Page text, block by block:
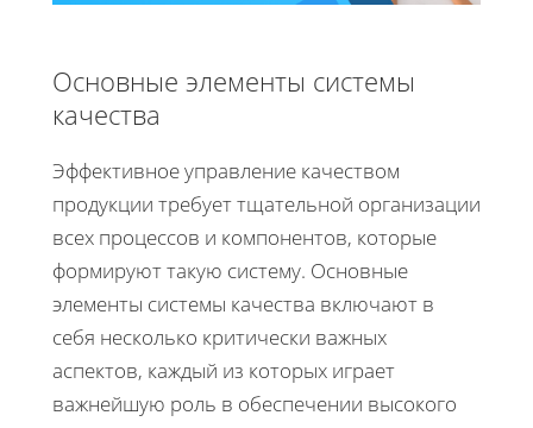
Основные элементы системы
качества
Эффективное управление качеством
продукции требует тщательной организации
всех процессов и компонентов, которые
формируют такую систему. Основные
элементы системы качества включают в
себя несколько критически важных
аспектов, каждый из которых играет
важнейшую роль в обеспечении высокого